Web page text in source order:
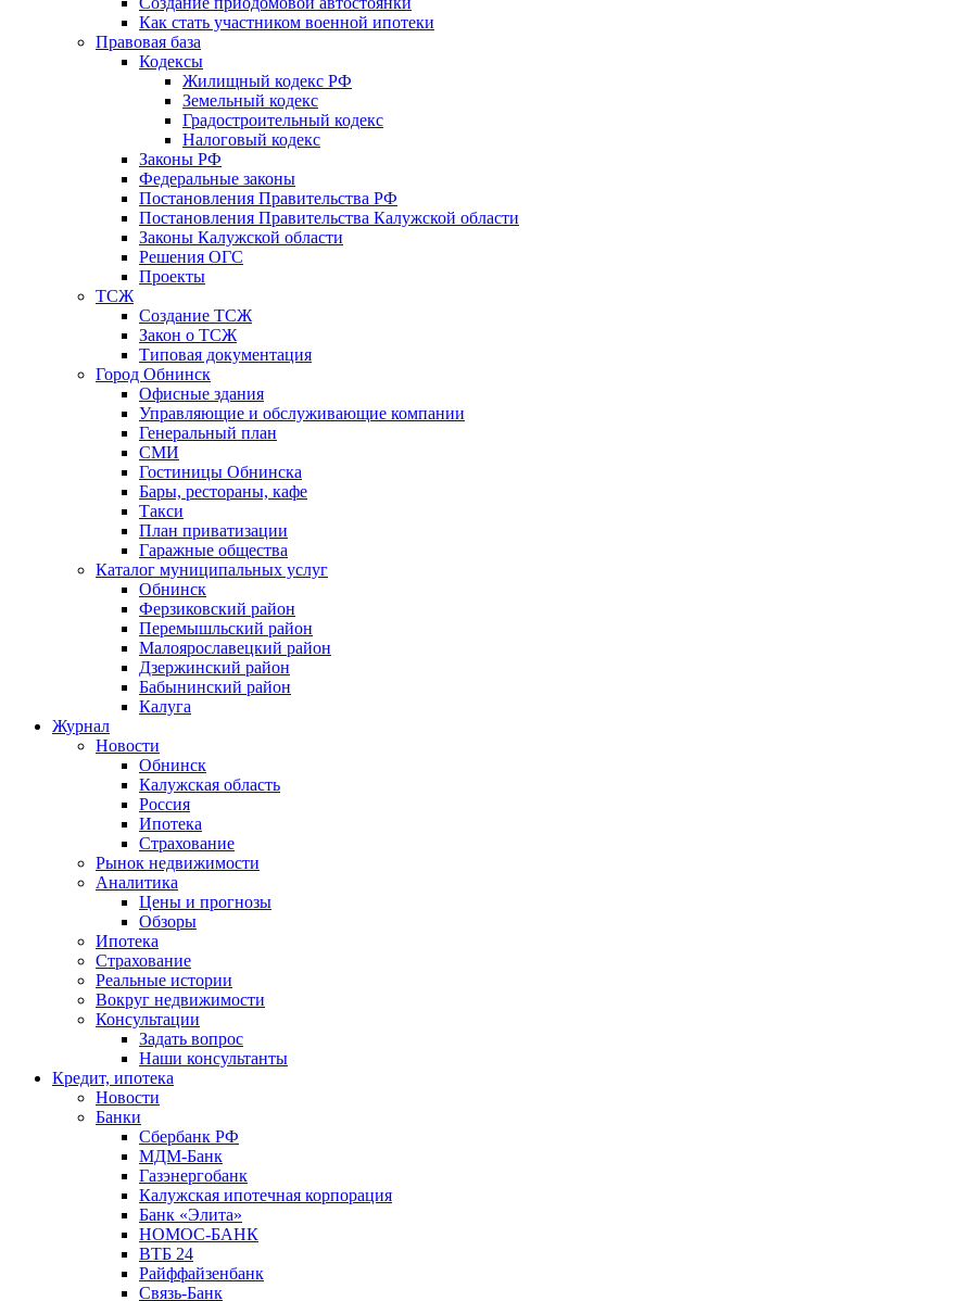
Как стать участником военной ипотеки
Правовая база
Кодексы
Жилищный кодекс РФ
Земельный кодекс
Градостроительный кодекс
Налоговый кодекс
Законы РФ
Федеральные законы
Постановления Правительства РФ
Постановления Правительства Калужской области
Законы Калужской области
Решения ОГС
Проекты
ТСЖ
Создание ТСЖ
Закон о ТСЖ
Типовая документация
Город Обнинск
Офисные здания
Управляющие и обслуживающие компании
Генеральный план
СМИ
Гостиницы Обнинска
Бары, рестораны, кафе
Такси
План приватизации
Гаражные общества
Каталог муниципальных услуг
Обнинск
Ферзиковский район
Перемышльский район
Малоярославецкий район
Дзержинский район
Бабынинский район
Калуга
Журнал
Новости
Обнинск
Калужская область
Россия
Ипотека
Страхование
Рынок недвижимости
Аналитика
Цены и прогнозы
Обзоры
Ипотека
Страхование
Реальные истории
Вокруг недвижимости
Консультации
Задать вопрос
Наши консультанты
Кредит, ипотека
Новости
Банки
Сбербанк РФ
МДМ-Банк
Газэнергобанк
Калужская ипотечная корпорация
Банк «Элита»
НОМОС-БАНК
ВТБ 24
Райффайзенбанк
Связь-Банк